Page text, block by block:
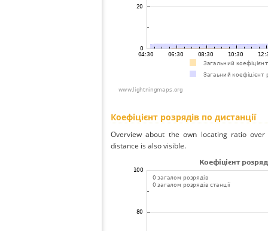
Коефіцієнт розрядів по дистанції
Overview about the own locating ratio
distance is also visible.